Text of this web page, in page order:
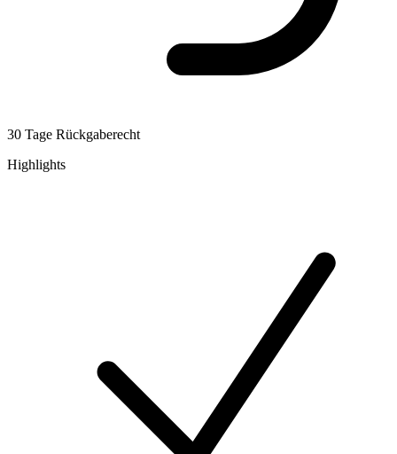
30 Tage Rückgaberecht
Highlights